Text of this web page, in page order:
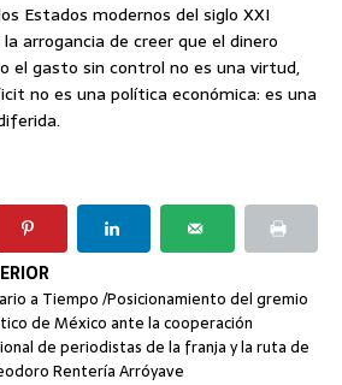
Estados modernos del siglo XXI
arrogancia de creer que el dinero
el gasto sin control no es una virtud,
no es una política económica: es una
a Tiempo /Posicionamiento del gremio
de México ante la cooperación
de periodistas de la franja y la ruta de
Rentería Arróyave